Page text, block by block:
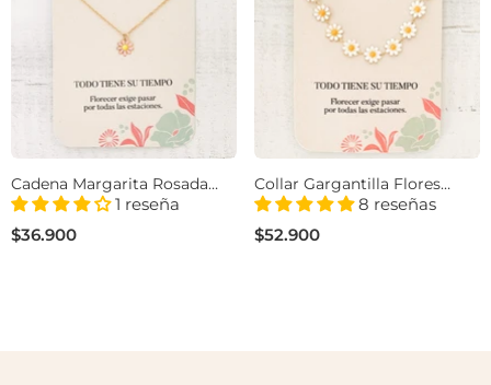
Cadena Margarita Rosada
Con Significado1 reseña
$36.900
Collar Gargantilla Flores
Margaritas Con Significado
8 reseñas
$52.900